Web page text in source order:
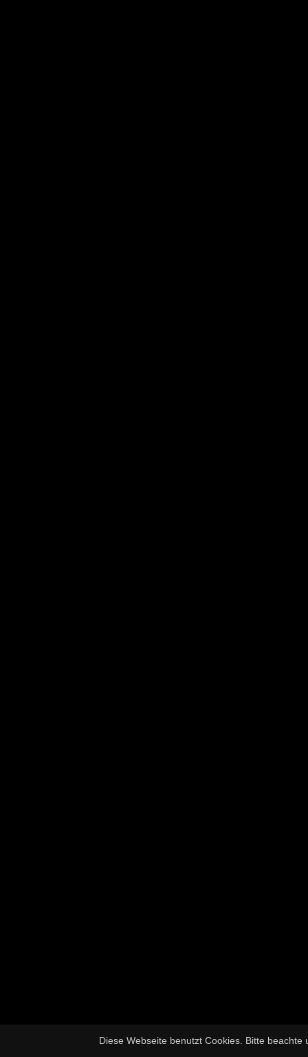
Diese Webseite benutzt Cookies. Bitte beachte